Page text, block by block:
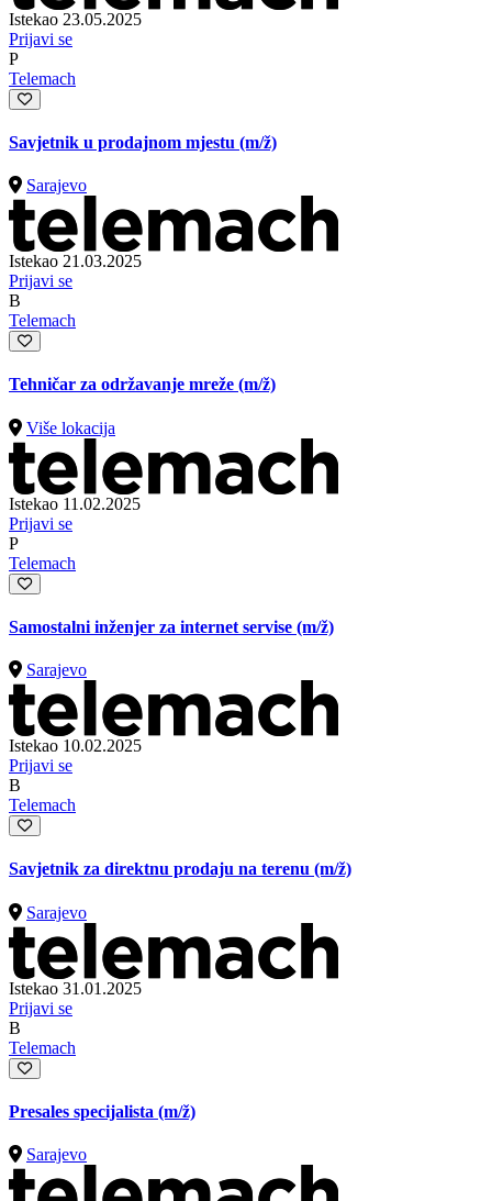
Istekao 23.05.2025
Prijavi se
P
Telemach
Savjetnik u prodajnom mjestu (m/ž)
Sarajevo
Istekao 21.03.2025
Prijavi se
B
Telemach
Tehničar za održavanje mreže (m/ž)
Više lokacija
Istekao 11.02.2025
Prijavi se
P
Telemach
Samostalni inženjer za internet servise (m/ž)
Sarajevo
Istekao 10.02.2025
Prijavi se
B
Telemach
Savjetnik za direktnu prodaju na terenu (m/ž)
Sarajevo
Istekao 31.01.2025
Prijavi se
B
Telemach
Presales specijalista (m/ž)
Sarajevo